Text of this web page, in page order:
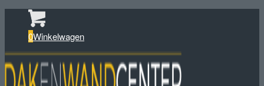
0Winkelwagen